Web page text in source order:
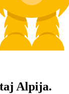
Alpija.